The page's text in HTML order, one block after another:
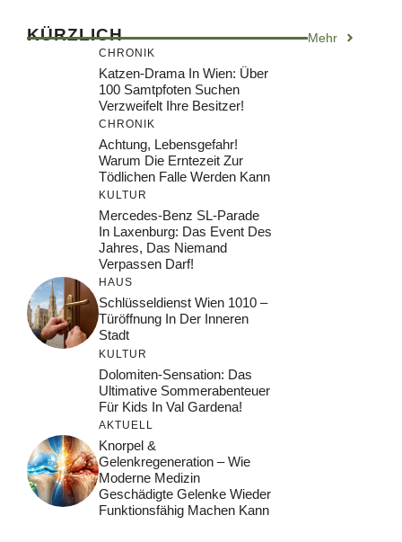
KÜRZLICH Mehr
CHRONIK
Katzen-Drama In Wien: Über
100 Samtpfoten Suchen
Verzweifelt Ihre Besitzer!
CHRONIK
Achtung, Lebensgefahr!
Warum Die Erntezeit Zur
Tödlichen Falle Werden Kann
KULTUR
Mercedes-Benz SL-Parade
In Laxenburg: Das Event Des
Jahres, Das Niemand
Verpassen Darf!
HAUS
Schlüsseldienst Wien 1010 –
Türöffnung In Der Inneren
Stadt
KULTUR
Dolomiten-Sensation: Das
Ultimative Sommerabenteuer
Für Kids In Val Gardena!
AKTUELL
Knorpel &
Gelenkregeneration – Wie
Moderne Medizin
Geschädigte Gelenke Wieder
Funktionsfähig Machen Kann